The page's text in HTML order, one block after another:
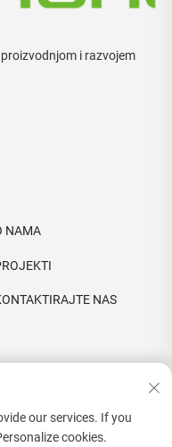
i razvojem
NAMA
NAS
zona, Jiujiang grad,
our services. If you
cookies.